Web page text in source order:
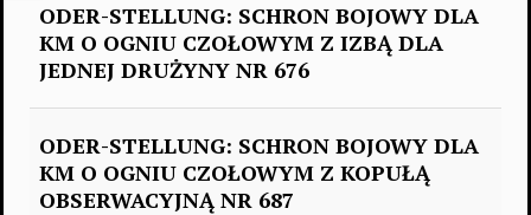
ODER-STELLUNG: SCHRON BOJOWY DLA
KM O OGNIU CZOŁOWYM Z IZBĄ DLA
JEDNEJ DRUŻYNY NR 676
ODER-STELLUNG: SCHRON BOJOWY DLA
KM O OGNIU CZOŁOWYM Z KOPUŁĄ
OBSERWACYJNĄ NR 687